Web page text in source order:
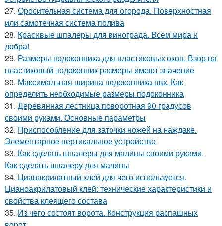
27. Оросительная система для огорода. Поверхностная
или самотечная система полива
28. Красивые шпалеры для винограда. Всем мира и
добра!
29. Размеры подоконника для пластиковых окон. Взор на
пластиковый подоконник размеры имеют значение
30. Максимальная ширина подоконника пвх. Как
определить необходимые размеры подоконника
31. Деревянная лестница поворотная 90 градусов
своими руками. Основные параметры
32. Приспособление для заточки ножей на наждаке.
Элементарное вертикальное устройство
33. Как сделать шпалеры для малины своими руками.
Как сделать шпалеру для малины
34. Цианакрилатный клей для чего используется.
Цианоакрилатовый клей: технические характеристики и
свойства клеящего состава
35. Из чего состоят ворота. Конструкция распашных